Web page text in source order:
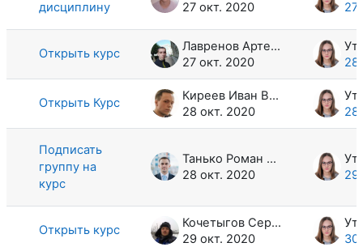
дисциплину
27 окт. 2020
27
Открыть курс
Лавренов Артем Алексеевич
27 окт. 2020
28
Открыть Курс
Киреев Иван Васильевич
28 окт. 2020
28
Подписать
группу на
курс
Танько Роман Владимирович
28 окт. 2020
29
Открыть курс
Кочетыгов Сергей Сергеевич
29 окт. 2020
30